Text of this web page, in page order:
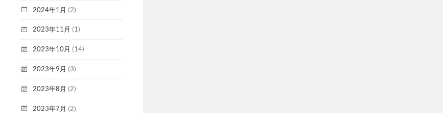
2024年1月 (2)
2023年11月 (1)
2023年10月 (14)
2023年9月 (3)
2023年8月 (2)
2023年7月 (2)